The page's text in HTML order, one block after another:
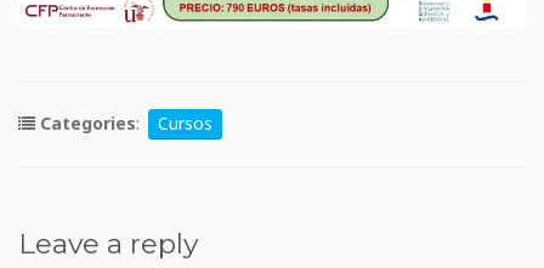
Categories: Cursos
Leave a reply